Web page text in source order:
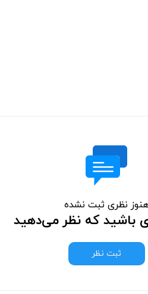
نظری ثبت نشده
باشید که نظر می‌دهید
ثبت نظر